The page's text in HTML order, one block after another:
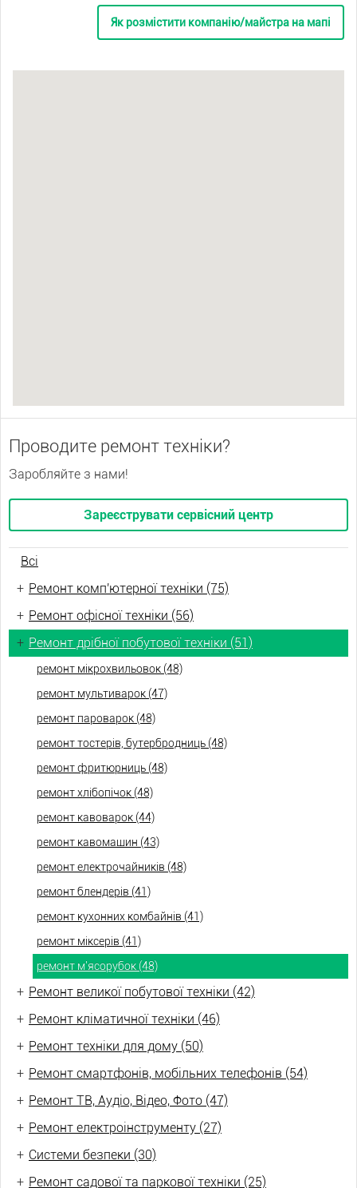
Як розмістити компанію/майстра на мапі
Проводите ремонт техніки?
Заробляйте з нами!
Зареєструвати сервісний центр
Всі
+ Ремонт комп'ютерної техніки (75)
+ Ремонт офісної техніки (56)
+ Ремонт дрібної побутової техніки (51)
ремонт мікрохвильовок (48)
ремонт мультиварок (47)
ремонт пароварок (48)
ремонт тостерів, бутербродниць (48)
ремонт фритюрниць (48)
ремонт хлібопічок (48)
ремонт кавоварок (44)
ремонт кавомашин (43)
ремонт електрочайників (48)
ремонт блендерів (41)
ремонт кухонних комбайнів (41)
ремонт міксерів (41)
ремонт м'ясорубок (48)
+ Ремонт великої побутової техніки (42)
+ Ремонт кліматичної техніки (46)
+ Ремонт техніки для дому (50)
+ Ремонт смартфонів, мобільних телефонів (54)
+ Ремонт ТВ, Аудіо, Відео, Фото (47)
+ Ремонт електроінструменту (27)
+ Системи безпеки (30)
+ Ремонт садової та паркової техніки (25)